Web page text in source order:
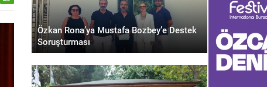
Özkan Rona’ya Mustafa Bozbey’e Destek
Soruşturması